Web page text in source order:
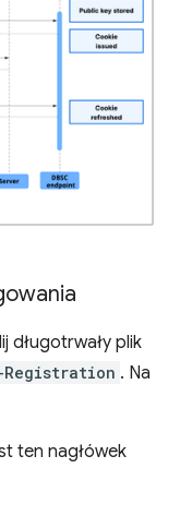
długotrwały plik
Registration . Na
ten nagłówek